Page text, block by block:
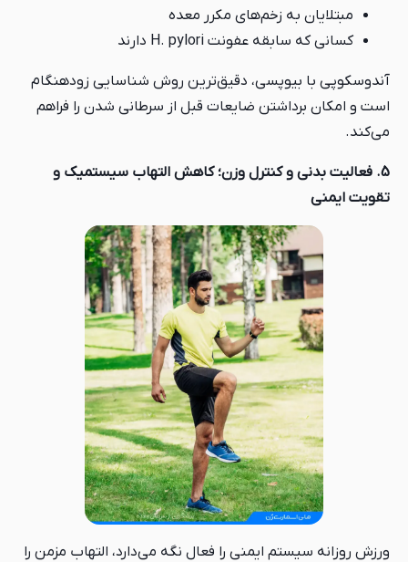
مبتلایان به زخم‌های مکرر معده
کسانی که سابقه عفونت H. pylori دارند
آندوسکوپی با بیوپسی، دقیق‌ترین روش شناسایی زودهنگام
است و امکان برداشتن ضایعات قبل از سرطانی شدن را فراهم
می‌کند.
5. فعالیت بدنی و کنترل وزن؛ کاهش التهاب سیستمیک و
تقویت ایمنی
ورزش روزانه سیستم ایمنی را فعال نگه می‌دارد، التهاب مزمن را